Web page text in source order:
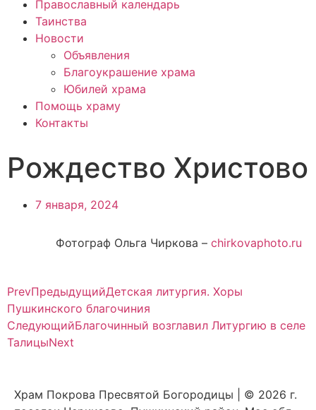
Православный календарь
Таинства
Новости
Объявления
Благоукрашение храма
Юбилей храма
Помощь храму
Контакты
Рождество Христово
7 января, 2024
Фотограф Ольга Чиркова – chirkovaphoto.ru
PrevПредыдущийДетская литургия. Хоры
Пушкинского благочиния
СледующийБлагочинный возглавил Литургию в селе
ТалицыNext
Храм Покрова Пресвятой Богородицы | © 2026 г.